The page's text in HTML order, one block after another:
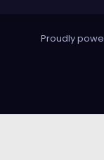
Proudly